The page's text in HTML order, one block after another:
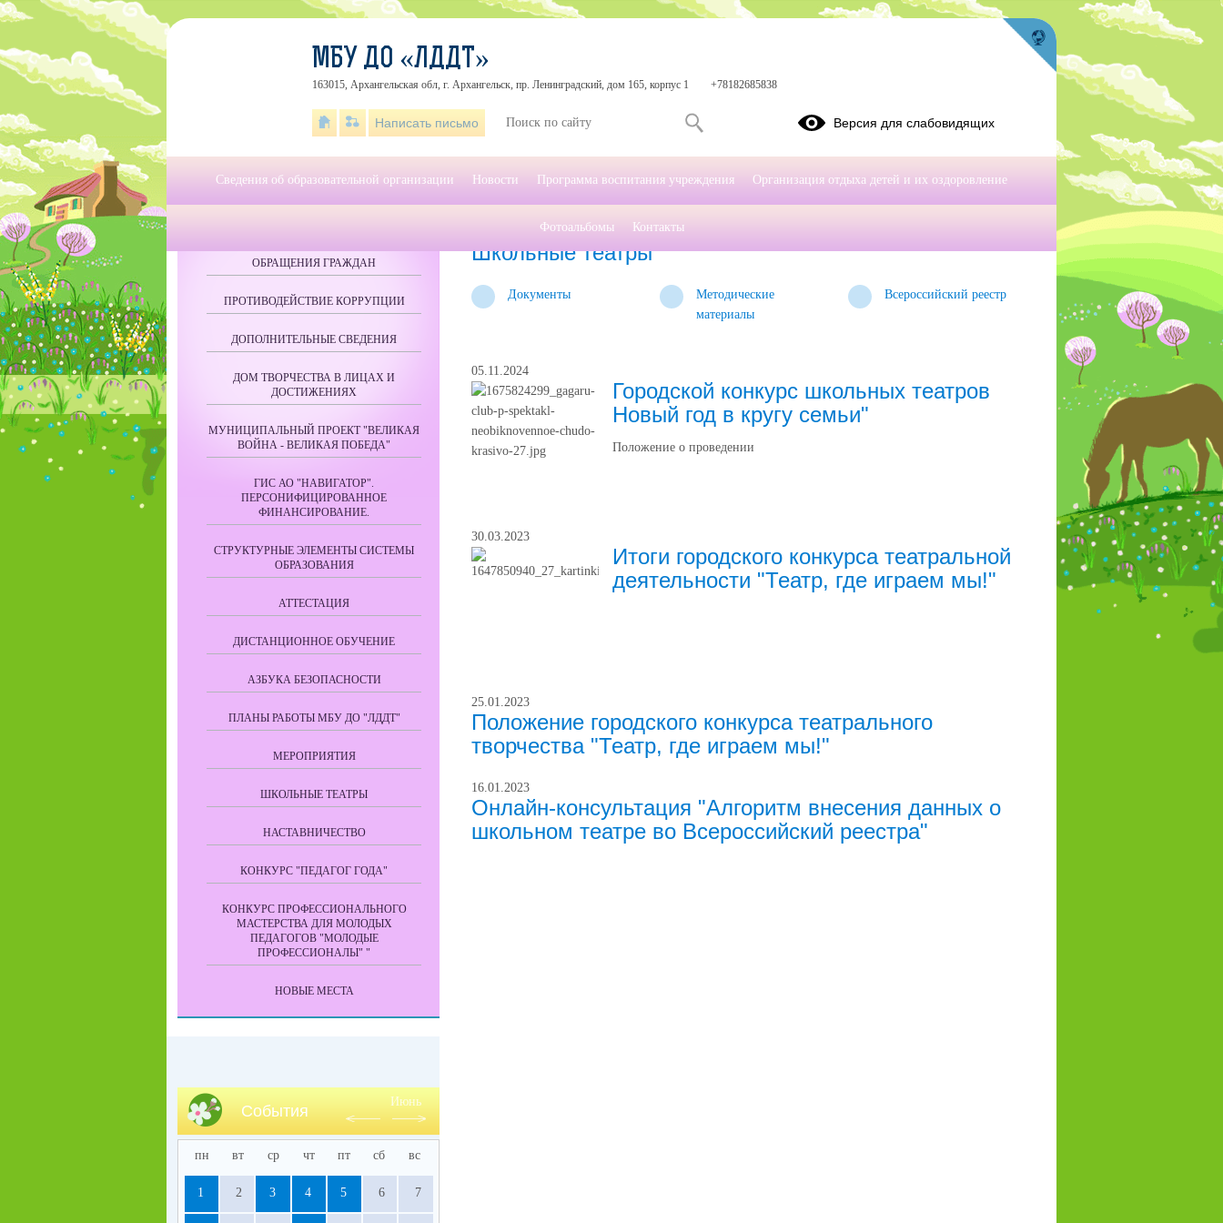
Школьные театры
Школьные театры
Документы
Методические
материалы
Всероссийский реестр
05.11.2024
Городской конкурс школьных театров
Новый год в кругу семьи"
Положение о проведении
30.03.2023
Итоги городского конкурса театральной
деятельности "Театр, где играем мы!"
25.01.2023
Положение городского конкурса театрального
творчества "Театр, где играем мы!"
16.01.2023
Онлайн-консультация "Алгоритм внесения данных о
школьном театре во Всероссийский реестра"
ОБРАЩЕНИЯ ГРАЖДАН
ПРОТИВОДЕЙСТВИЕ КОРРУПЦИИ
ДОПОЛНИТЕЛЬНЫЕ СВЕДЕНИЯ
ДОМ ТВОРЧЕСТВА В ЛИЦАХ И
ДОСТИЖЕНИЯХ
МУНИЦИПАЛЬНЫЙ ПРОЕКТ "ВЕЛИКАЯ
ВОЙНА - ВЕЛИКАЯ ПОБЕДА"
ГИС АО "НАВИГАТОР".
ПЕРСОНИФИЦИРОВАННОЕ
ФИНАНСИРОВАНИЕ.
СТРУКТУРНЫЕ ЭЛЕМЕНТЫ СИСТЕМЫ
ОБРАЗОВАНИЯ
АТТЕСТАЦИЯ
ДИСТАНЦИОННОЕ ОБУЧЕНИЕ
АЗБУКА БЕЗОПАСНОСТИ
ПЛАНЫ РАБОТЫ МБУ ДО "ЛДДТ"
МЕРОПРИЯТИЯ
ШКОЛЬНЫЕ ТЕАТРЫ
НАСТАВНИЧЕСТВО
КОНКУРС "ПЕДАГОГ ГОДА"
КОНКУРС ПРОФЕССИОНАЛЬНОГО
МАСТЕРСТВА ДЛЯ МОЛОДЫХ
ПЕДАГОГОВ "МОЛОДЫЕ
ПРОФЕССИОНАЛЫ" "
НОВЫЕ МЕСТА
События
Июнь
пн вт ср чт пт сб вс
1 2 3 4 5 6 7
МБУ ДО «ЛДДТ»
163015, Архангельская обл, г. Архангельск, пр. Ленинградский, дом 165, корпус 1 +78182685838
Написать письмо Версия для слабовидящих
Сведения об образовательной организации Новости Программа воспитания учреждения Организация отдыха детей и их оздоровление
Фотоальбомы Контакты